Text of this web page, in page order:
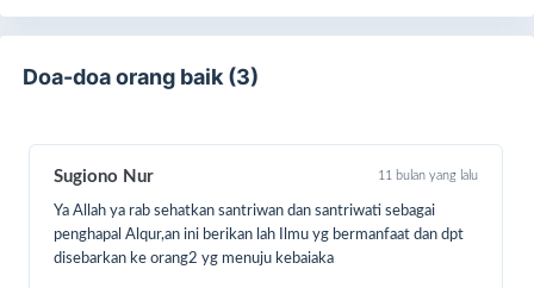
dhuafa, penghafal qur'an di pondok-pondok
Doa-doa orang baik (3)
Sugiono Nur 11 bulan yang lalu
Ya Allah ya rab sehatkan santriwan dan santriwati sebagai
penghapal Alqur,an ini berikan lah Ilmu yg bermanfaat dan dpt
disebarkan ke orang2 yg menuju kebaiaka